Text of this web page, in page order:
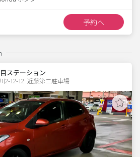
予約へ
ステーション
2-12-12  近藤第二駐車場